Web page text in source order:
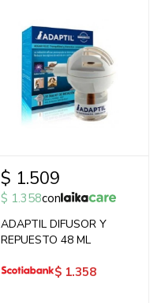
$ 1.509
$ 1.358con
ADAPTIL DIFUSOR Y
REPUESTO 48 ML
$ 1.358